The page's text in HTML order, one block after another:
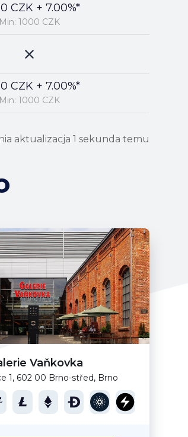
CZK + 7.00%*
Min: 1000 CZK
CZK + 7.00%*
Min: 1000 CZK
aktualizacja 1 sekunda temu
Vaňkovka
1, 602 00 Brno-střed, Brno